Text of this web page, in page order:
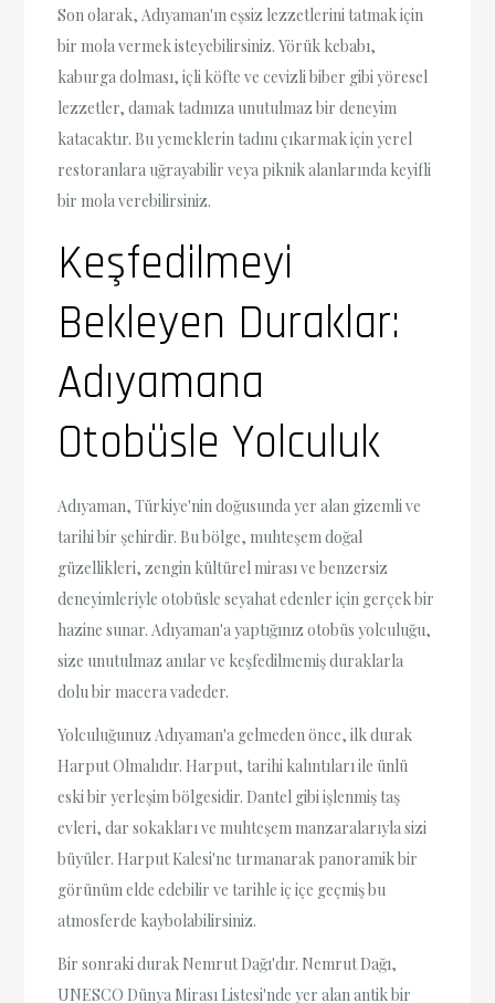
Son olarak, Adıyaman'ın eşsiz lezzetlerini tatmak için
bir mola vermek isteyebilirsiniz. Yörük kebabı,
kaburga dolması, içli köfte ve cevizli biber gibi yöresel
lezzetler, damak tadınıza unutulmaz bir deneyim
katacaktır. Bu yemeklerin tadını çıkarmak için yerel
restoranlara uğrayabilir veya piknik alanlarında keyifli
bir mola verebilirsiniz.
Keşfedilmeyi
Bekleyen Duraklar:
Adıyamana
Otobüsle Yolculuk
Adıyaman, Türkiye'nin doğusunda yer alan gizemli ve
tarihi bir şehirdir. Bu bölge, muhteşem doğal
güzellikleri, zengin kültürel mirası ve benzersiz
deneyimleriyle otobüsle seyahat edenler için gerçek bir
hazine sunar. Adıyaman'a yaptığınız otobüs yolculuğu,
size unutulmaz anılar ve keşfedilmemiş duraklarla
dolu bir macera vadeder.
Yolculuğunuz Adıyaman'a gelmeden önce, ilk durak
Harput Olmalıdır. Harput, tarihi kalıntıları ile ünlü
eski bir yerleşim bölgesidir. Dantel gibi işlenmiş taş
evleri, dar sokakları ve muhteşem manzaralarıyla sizi
büyüler. Harput Kalesi'ne tırmanarak panoramik bir
görünüm elde edebilir ve tarihle iç içe geçmiş bu
atmosferde kaybolabilirsiniz.
Bir sonraki durak Nemrut Dağı'dır. Nemrut Dağı,
UNESCO Dünya Mirası Listesi'nde yer alan antik bir